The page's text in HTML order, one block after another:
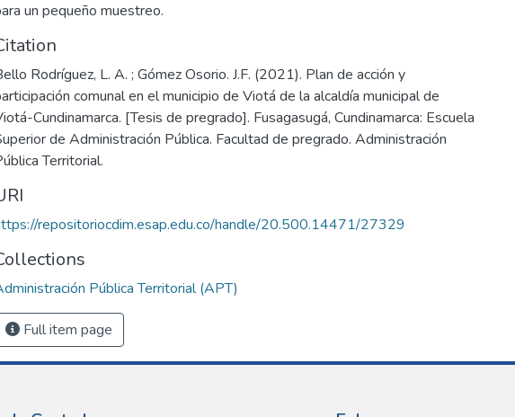
un pequeño muestreo.
Rodríguez, L. A. ; Gómez Osorio. J.F. (2021). Plan de acción y
comunal en el municipio de Viotá de la alcaldía municipal de
Cundinamarca. [Tesis de pregrado]. Fusagasugá, Cundinamarca: Escuela
de Administración Pública. Facultad de pregrado. Administración
Territorial.
repositoriocdim.esap.edu.co/handle/20.500.14471/27329
Pública Territorial (APT)
Full item page